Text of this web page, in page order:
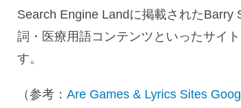
Search Engine Landに掲載されたBarry
詞・医療用語コンテンツといったサイ
す。
（参考： Are Games & Lyrics Sites